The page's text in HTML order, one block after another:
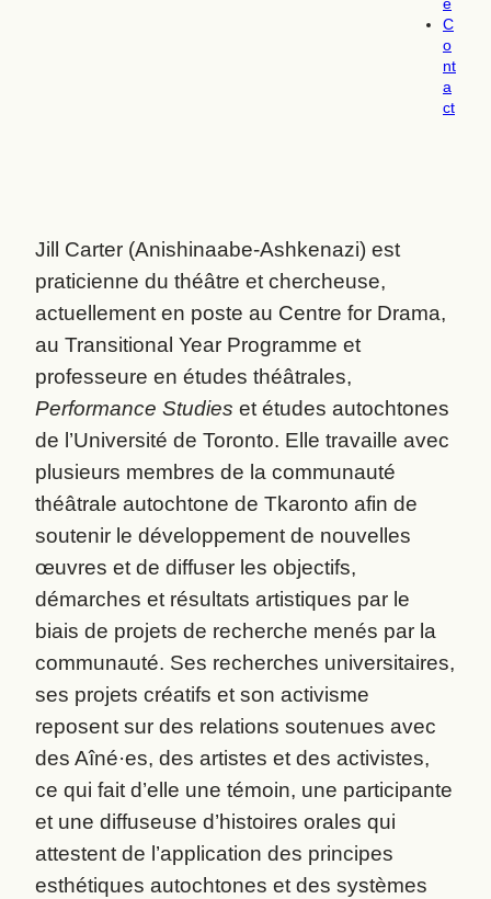
e
C
o
nt
a
ct
Jill Carter (Anishinaabe-Ashkenazi) est
praticienne du théâtre et chercheuse,
actuellement en poste au Centre for Drama,
au Transitional Year Programme et
professeure en études théâtrales,
Performance Studies et études autochtones
de l’Université de Toronto. Elle travaille avec
plusieurs membres de la communauté
théâtrale autochtone de Tkaronto afin de
soutenir le développement de nouvelles
œuvres et de diffuser les objectifs,
démarches et résultats artistiques par le
biais de projets de recherche menés par la
communauté. Ses recherches universitaires,
ses projets créatifs et son activisme
reposent sur des relations soutenues avec
des Aîné·es, des artistes et des activistes,
ce qui fait d’elle une témoin, une participante
et une diffuseuse d’histoires orales qui
attestent de l’application des principes
esthétiques autochtones et des systèmes